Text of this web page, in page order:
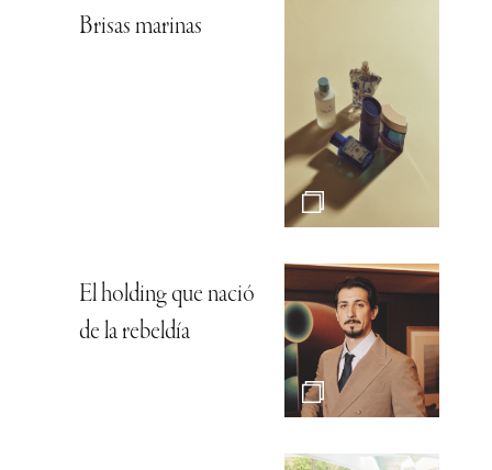
Brisas marinas
El holding que nació
de la rebeldía